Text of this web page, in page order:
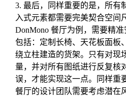
3. 最后，同样重要的是，所有
入式元素都需要完美契合空间
DonMono 餐厅为例，需要精
包括：定制长椅、天花板面板
绕立柱建造的货架。只有对现
量，并对所有图纸进行反复核
误，才能实现这一点。同样重
餐厅的设计团队需要考虑潜在